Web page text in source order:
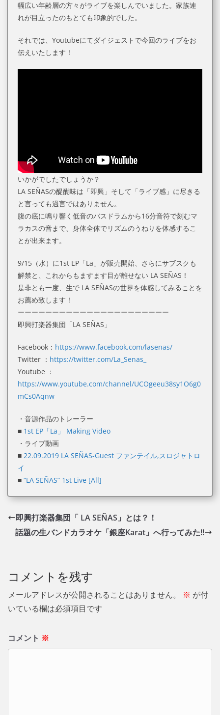
幅広い年齢層の方々がライブを楽しんでいました。家族連
れが目立ったのもとても印象的でした。
それでは、Youtubeにてダイジェストで今回のライブをお
伝えいたします！
いかがでしたでしょうか？
LA SEÑASの醍醐味は「即興」そして「ライブ感」に尽きる
と言っても過言ではありません。
腹の底に鳴り響く低音のバスドラムから16分音符で刻むマ
ラカスの音まで、身体全体でリズムのうねりを体感するこ
とが出来ます。
9/15（水）に1st EP「La」が販売開始、さらにサブスクも
解禁と、これからもますます目が離せない LA SEÑAS！
是非とも一度、生で LA SEÑASの世界を体感してみることを
お薦め致します！
ーーーーーーーーーーーーーーーーーーーーーー
即興打楽器集団「LA SEÑAS」
Facebook： https://www.facebook.com/lasenas/
Twitter ： https://twitter.com/La_Senas_
Youtube ：
https://www.youtube.com/channel/UCOgeeu38sy1O6g0
mCs0Aqnw
・音源作品のトレーラー
■ 1st EP「La」 Making Video
・ライブ動画
■ 22.09.2019 LA SEÑAS-Guest ファンテイル,スロジャトロ
イ
■ “LA SEÑAS” 1st Live [All]
即興打楽器集団「 LA SEÑAS」とは？！
話題の生バンドカラオケ「銀座Karat」へ行ってみた!!
コメントを残す
メールアドレスが公開されることはありません。 ※ が付
いている欄は必須項目です
コメント ※